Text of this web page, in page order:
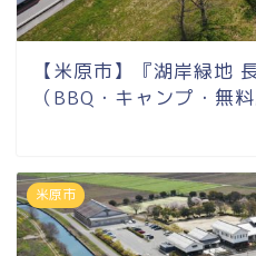
【米原市】『湖岸緑地
（BBQ・キャンプ・無
米原市